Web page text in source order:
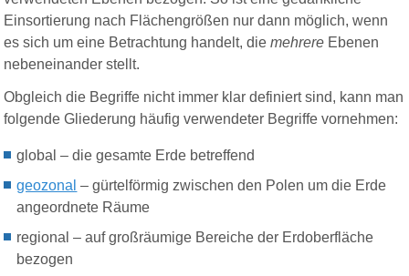
Einsortierung nach Flächengrößen nur dann möglich, wenn
es sich um eine Betrachtung handelt, diemehrere Ebenen
nebeneinander stellt.
Obgleich die Begriffe nicht immer klar definiert sind, kann man
folgende Gliederung häufig verwendeter Begriffe vornehmen:
global – die gesamte Erde betreffend
geozonal – gürtelförmig zwischen den Polen um die Erde
angeordnete Räume
regional – auf großräumige Bereiche der Erdoberfläche
bezogen